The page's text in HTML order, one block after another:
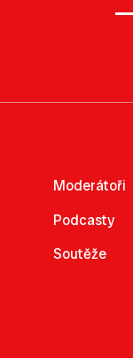
Moderátoři
Podcasty
Soutěže